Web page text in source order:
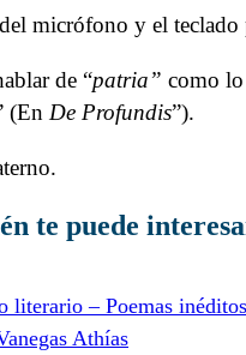
micrófono y el teclado
de “patria” como lo
(En De Profundis”).
te puede
literario – Poemas
Athías